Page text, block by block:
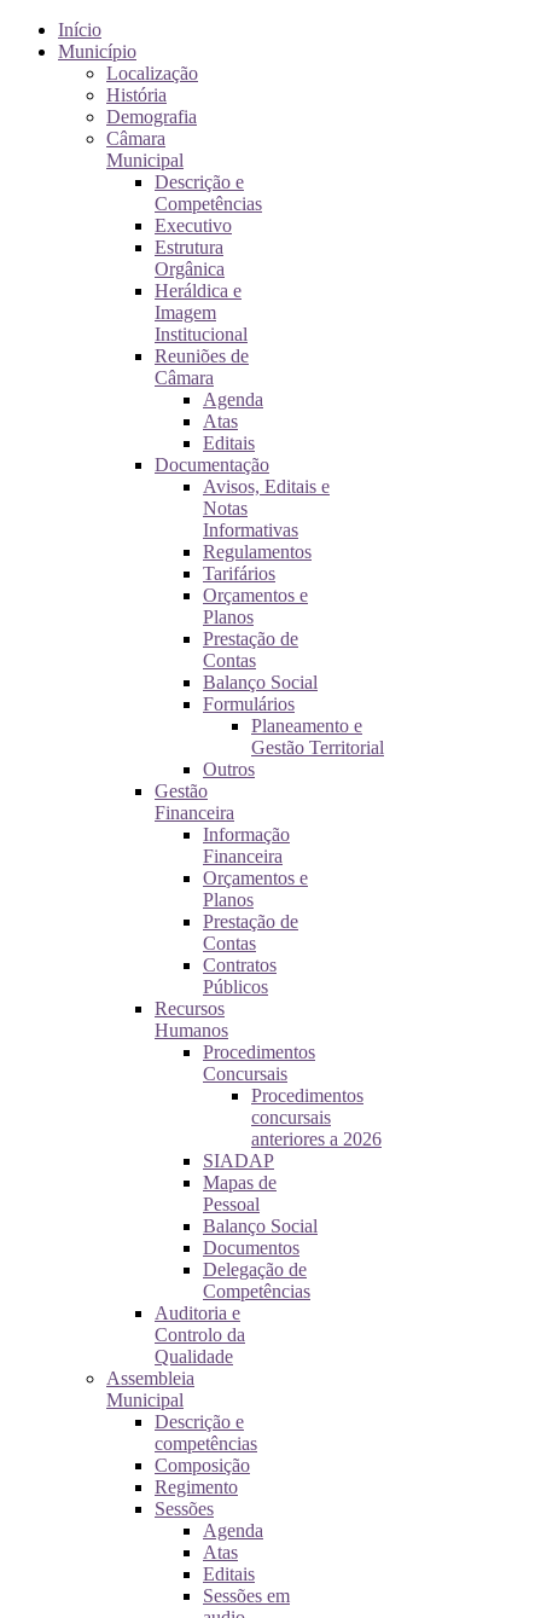
Início
Município
Localização
História
Demografia
Câmara
Municipal
Descrição e
Competências
Executivo
Estrutura
Orgânica
Heráldica e
Imagem
Institucional
Reuniões de
Câmara
Agenda
Atas
Editais
Documentação
Avisos, Editais e
Notas
Informativas
Regulamentos
Tarifários
Orçamentos e
Planos
Prestação de
Contas
Balanço Social
Formulários
Planeamento e
Gestão Territorial
Outros
Gestão
Financeira
Informação
Financeira
Orçamentos e
Planos
Prestação de
Contas
Contratos
Públicos
Recursos
Humanos
Procedimentos
Concursais
Procedimentos
concursais
anteriores a 2026
SIADAP
Mapas de
Pessoal
Balanço Social
Documentos
Delegação de
Competências
Auditoria e
Controlo da
Qualidade
Assembleia
Municipal
Descrição e
competências
Composição
Regimento
Sessões
Agenda
Atas
Editais
Sessões em